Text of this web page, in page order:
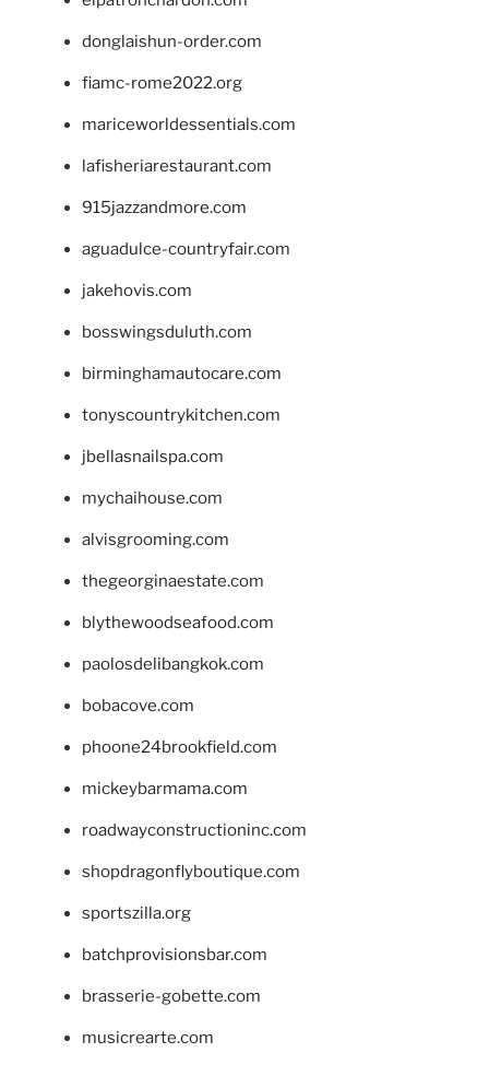
donglaishun-order.com
fiamc-rome2022.org
mariceworldessentials.com
lafisheriarestaurant.com
915jazzandmore.com
aguadulce-countryfair.com
jakehovis.com
bosswingsduluth.com
birminghamautocare.com
tonyscountrykitchen.com
jbellasnailspa.com
mychaihouse.com
alvisgrooming.com
thegeorginaestate.com
blythewoodseafood.com
paolosdelibangkok.com
bobacove.com
phoone24brookfield.com
mickeybarmama.com
roadwayconstructioninc.com
shopdragonflyboutique.com
sportszilla.org
batchprovisionsbar.com
brasserie-gobette.com
musicrearte.com